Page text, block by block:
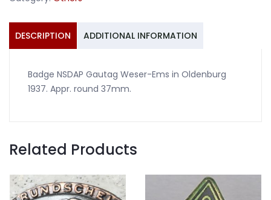
DESCRIPTION ADDITIONAL INFORMATION
Badge NSDAP Gautag Weser-Ems in Oldenburg
1937. Appr. round 37mm.
Related Products